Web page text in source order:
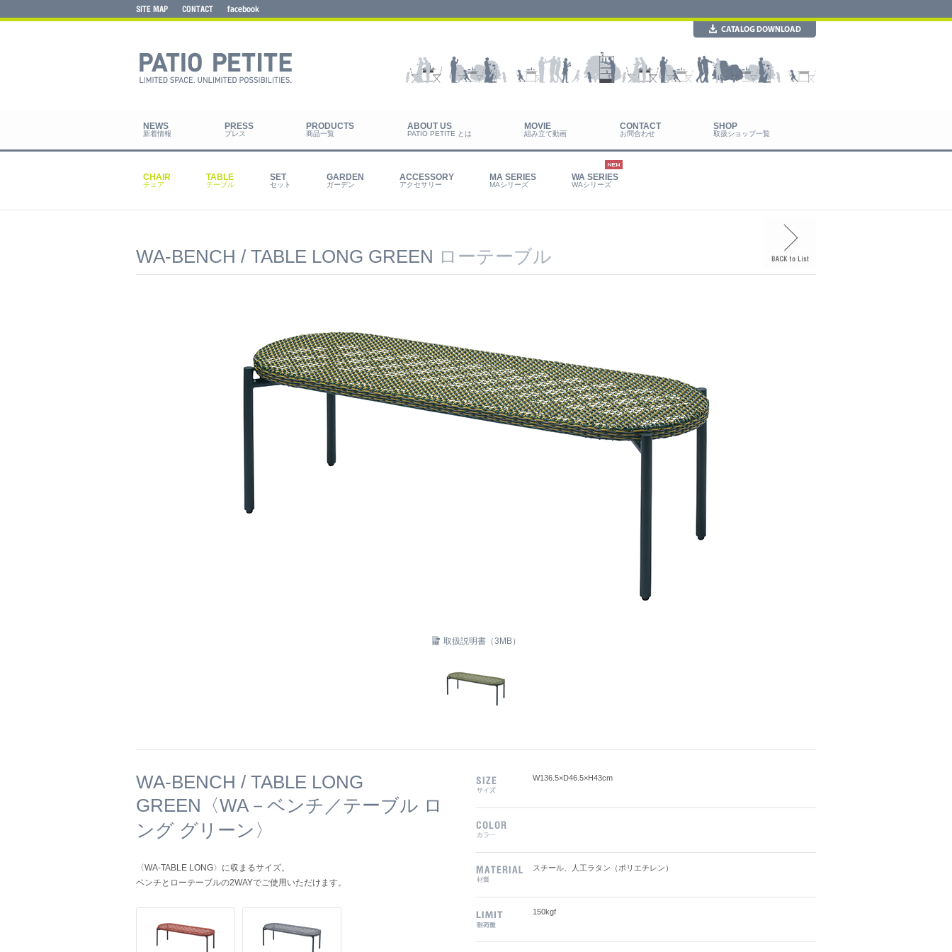
新着情報 プレス 商品一覧 PATIO PETITE とは 組み立て動画 お問合わせ 取扱ショップ一覧
チェア テーブル セット ガーデン アクセサリー MAシリーズ WAシリーズ
WA-BENCH / TABLE LONG GREEN ローテーブル
取扱説明書（3MB）
WA-BENCH / TABLE LONG
GREEN〈WA－ベンチ／テーブル ロ
ング グリーン〉
〈WA-TABLE LONG〉に収まるサイズ。
ベンチとローテーブルの2WAYでご使用いただけます。
W136.5×D46.5×H43cm
スチール、人工ラタン（ポリエチレン）
150kgf